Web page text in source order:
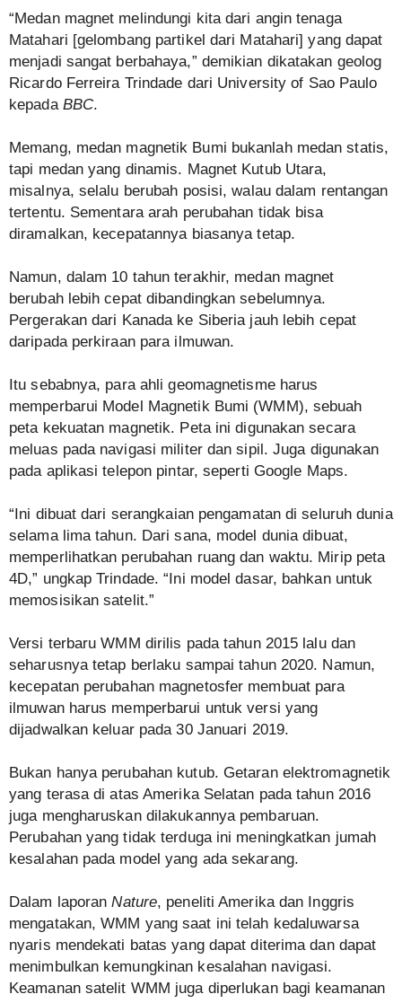
“Medan magnet melindungi kita dari angin tenaga
Matahari [gelombang partikel dari Matahari] yang dapat
menjadi sangat berbahaya,” demikian dikatakan geolog
Ricardo Ferreira Trindade dari University of Sao Paulo
kepada BBC.
Memang, medan magnetik Bumi bukanlah medan statis,
tapi medan yang dinamis. Magnet Kutub Utara,
misalnya, selalu berubah posisi, walau dalam rentangan
tertentu. Sementara arah perubahan tidak bisa
diramalkan, kecepatannya biasanya tetap.
Namun, dalam 10 tahun terakhir, medan magnet
berubah lebih cepat dibandingkan sebelumnya.
Pergerakan dari Kanada ke Siberia jauh lebih cepat
daripada perkiraan para ilmuwan.
Itu sebabnya, para ahli geomagnetisme harus
memperbarui Model Magnetik Bumi (WMM), sebuah
peta kekuatan magnetik. Peta ini digunakan secara
meluas pada navigasi militer dan sipil. Juga digunakan
pada aplikasi telepon pintar, seperti Google Maps.
“Ini dibuat dari serangkaian pengamatan di seluruh dunia
selama lima tahun. Dari sana, model dunia dibuat,
memperlihatkan perubahan ruang dan waktu. Mirip peta
4D,” ungkap Trindade. “Ini model dasar, bahkan untuk
memosisikan satelit.”
Versi terbaru WMM dirilis pada tahun 2015 lalu dan
seharusnya tetap berlaku sampai tahun 2020. Namun,
kecepatan perubahan magnetosfer membuat para
ilmuwan harus memperbarui untuk versi yang
dijadwalkan keluar pada 30 Januari 2019.
Bukan hanya perubahan kutub. Getaran elektromagnetik
yang terasa di atas Amerika Selatan pada tahun 2016
juga mengharuskan dilakukannya pembaruan.
Perubahan yang tidak terduga ini meningkatkan jumah
kesalahan pada model yang ada sekarang.
Dalam laporanNature, peneliti Amerika dan Inggris
mengatakan, WMM yang saat ini telah kedaluwarsa
nyaris mendekati batas yang dapat diterima dan dapat
menimbulkan kemungkinan kesalahan navigasi.
Keamanan satelit WMM juga diperlukan bagi keamanan